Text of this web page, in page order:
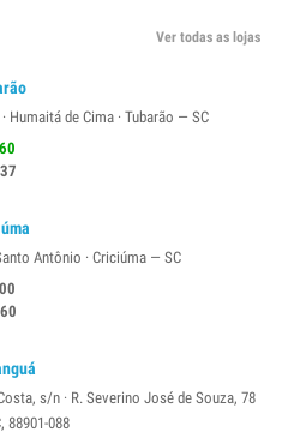
Ver todas as lojas
Humaitá de Cima · Tubarão — SC
Antônio · Criciúma — SC
s/n · R. Severino José de Souza, 78
88901-088